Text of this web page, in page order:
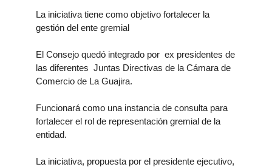
La iniciativa tiene como objetivo fortalecer la
gestión del ente gremial
El Consejo quedó integrado por ex presidentes de
las diferentes Juntas Directivas de la Cámara de
Comercio de La Guajira.
Funcionará como una instancia de consulta para
fortalecer el rol de representación gremial de la
entidad.
La iniciativa, propuesta por el presidente ejecutivo,